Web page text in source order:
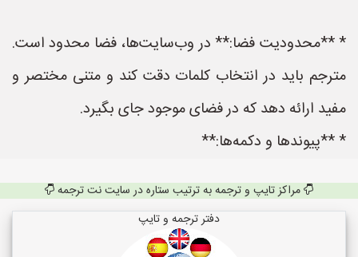
* **محدودیت فضا:** در وب‌سایت‌ها، فضا محدود است.
مترجم باید در انتخاب کلمات دقت کند و متنی مختصر و
مفید ارائه دهد که در فضای موجود جای بگیرد.
* **پیوندها و دکمه‌ها:**
مراکز تایپ و ترجمه به ترتیب ستاره در سایت نت ترجمه
دفتر ترجمه و تایپ